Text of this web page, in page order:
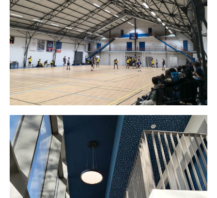
Gymnase La Laetitia
Gymnase St Clair